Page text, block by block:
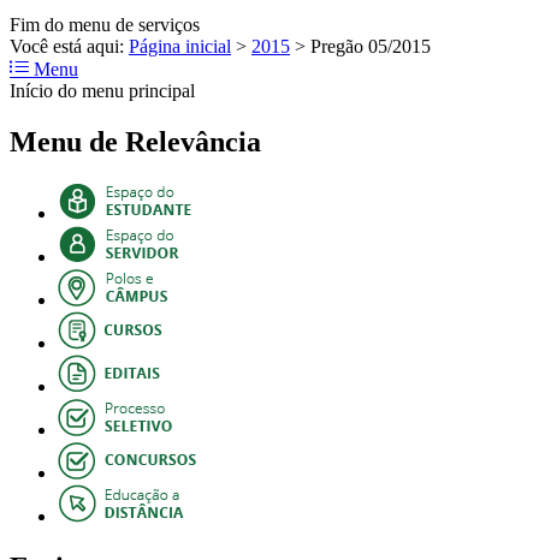
Fim do menu de serviços
Você está aqui: Página inicial > 2015 > Pregão 05/2015
Menu
Início do menu principal
Menu de Relevância